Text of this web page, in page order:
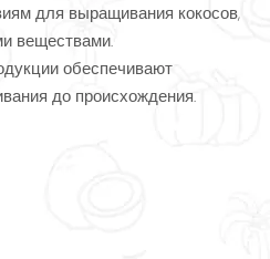
для выращивания кокосов,
веществами.
обеспечивают
до происхождения.